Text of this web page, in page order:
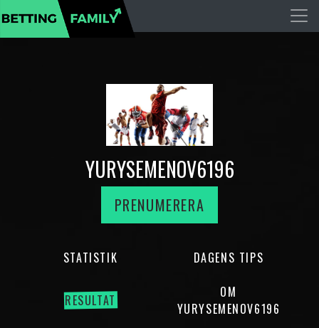
YURYSEMENOV6196
PRENUMERERA
STATISTIK DAGENS TIPS
RESULTAT
OM
YURYSEMENOV6196